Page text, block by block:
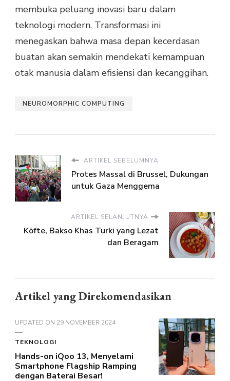
membuka peluang inovasi baru dalam
teknologi modern. Transformasi ini
menegaskan bahwa masa depan kecerdasan
buatan akan semakin mendekati kemampuan
otak manusia dalam efisiensi dan kecanggihan.
NEUROMORPHIC COMPUTING
ARTIKEL SEBELUMNYA
Protes Massal di Brussel, Dukungan
untuk Gaza Menggema
ARTIKEL SELANJUTNYA
Köfte, Bakso Khas Turki yang Lezat
dan Beragam
Artikel yang Direkomendasikan
UPDATED ON 29 NOVEMBER 2024
TEKNOLOGI
Hands-on iQoo 13, Menyelami
Smartphone Flagship Ramping
dengan Baterai Besar!